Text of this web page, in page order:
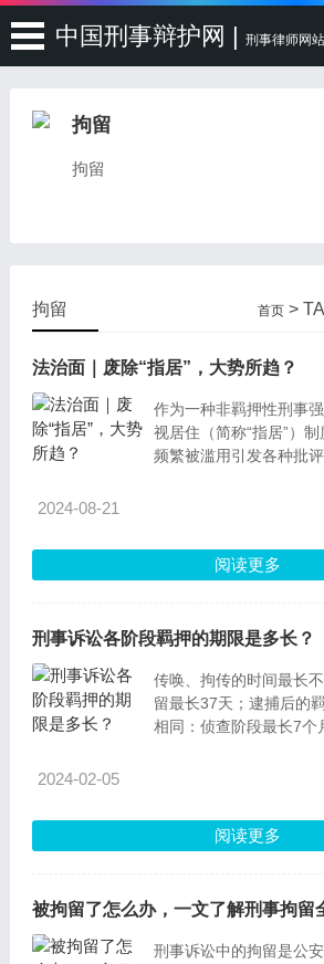
中国刑事辩护网 | 刑事律师网站
拘留
拘留
首页 >
拘留
法治面｜废除“指居”，大势所趋？
作为一种非羁押性刑事
视居住（简称“指居”）
频繁被滥用引发各种批
2024-08-21
阅读更多
刑事诉讼各阶段羁押的期限是多长？
传唤、拘传的时间最长
留最长37天；逮捕后的
相同：侦查阶段最长7个
2024-02-05
阅读更多
被拘留了怎么办，一文了解刑事拘留
刑事诉讼中的拘留是公